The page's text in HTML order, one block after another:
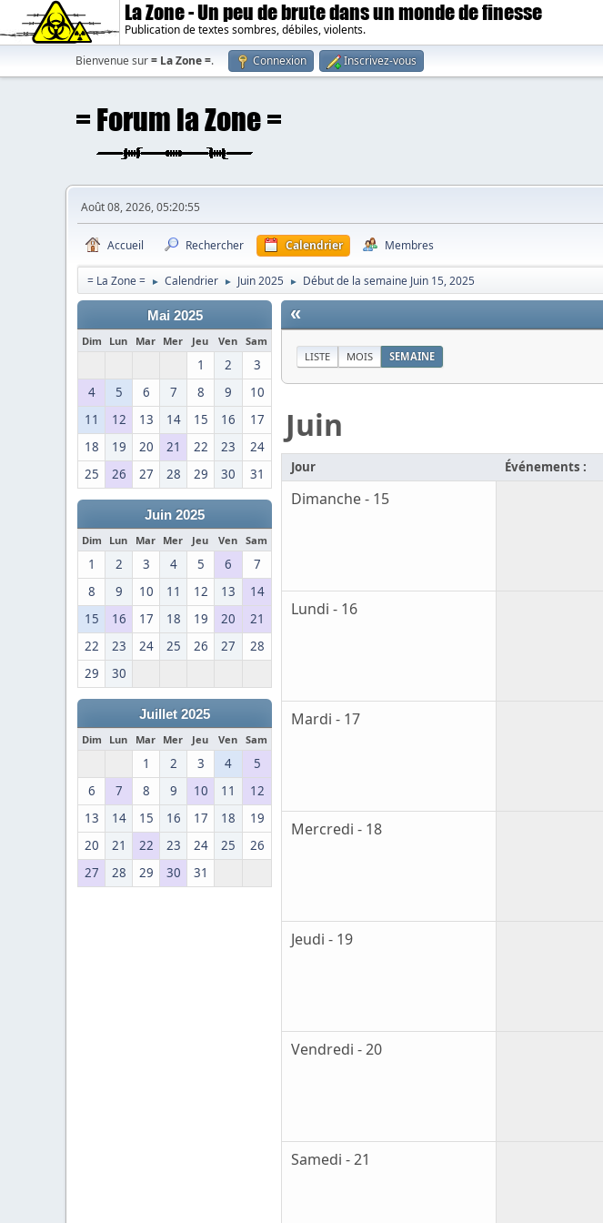
La Zone - Un peu de brute dans un monde de finesse
Publication de textes sombres, débiles, violents.
Bienvenue sur= La Zone =. Connexion Inscrivez-vous
Août 08, 2026, 05:20:55
Accueil Rechercher Calendrier Membres
= La Zone = ► Calendrier ► Juin 2025 ► Début de la semaine Juin 15, 2025
Mai 2025
Dim Lun Mar Mer Jeu Ven Sam
1 2
3
4
5 6 7 8 9
10
11
12 13 14 15 16
17
18
19 20 21 22 23
24
25
26 27 28 29 30 31
Juin 2025
Dim Lun Mar Mer Jeu Ven Sam
1 2 3 4 5 6
7
8
9 10 11 12 13
14
15
16 17 18 19 20
21
22
23 24 25 26 27
28
29
30
Juillet 2025
Dim Lun Mar Mer Jeu Ven Sam
1 2 3 4
5
6
7 8 9 10 11
12
13
14 15 16 17 18
19
20
21 22 23 24 25
26
27
28 29 30 31
«
LISTE MOIS SEMAINE
Juin
Jour Événements :
Dimanche - 15
Lundi - 16
Mardi - 17
Mercredi - 18
Jeudi - 19
Vendredi - 20
Samedi - 21